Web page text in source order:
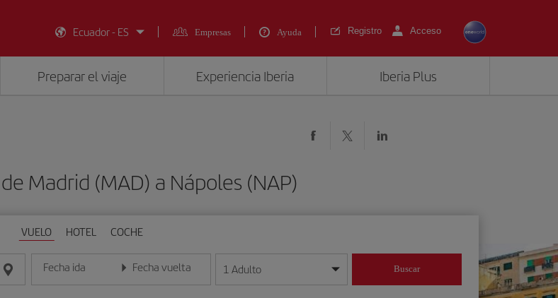
Ecuador - ES
Empresas Ayuda Registro Acceso
Preparar el viaje Experiencia Iberia Iberia Plus
Madrid (MAD) a Nápoles (NAP)
VUELO HOTEL COCHE
Fecha ida
Introduce la fecha en formato día/mes/año
Fecha vuelta
Introduce la fecha en formato día/mes/año
1 Adulto Buscar